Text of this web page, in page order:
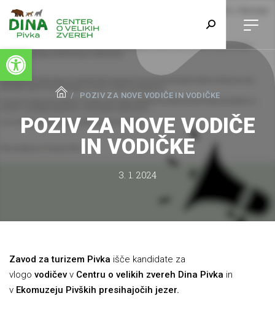
Open toolbar
POZIV ZA NOVE VODIČE IN VODIČKE
POZIV ZA NOVE VODIČE
IN VODIČKE
3. 1. 2024
Zavod za turizem Pivka išče kandidate za
vlogo vodičev v Centru o velikih zvereh Dina Pivka in
v Ekomuzeju Pivških presihajočih jezer.